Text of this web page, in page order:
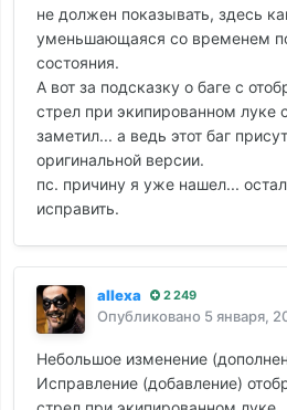
не должен показывать, здесь
уменьшающаяся со временем
состояния.
А вот за подсказку о баге с
стрел при экипированном луке
заметил... а ведь этот баг
оригинальной версии.
пс. причину я уже нашел...
исправить.
allexa 2 249
Опубликовано 5 января,
Небольшое изменение
Исправление (добавление)